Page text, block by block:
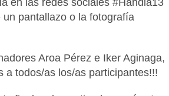
en las redes sociales #Handia13
pantallazo o la fotografía
Aroa Pérez e Iker Aginaga,
a todos/as los/as participantes!!!